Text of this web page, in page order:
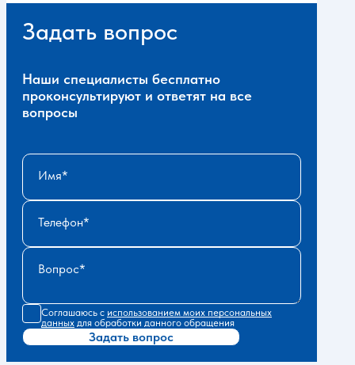
Задать вопрос
Наши специалисты бесплатно
проконсультируют и ответят на все
вопросы
Имя
Телефон
Вопрос
Соглашаюсь с использованием моих персональных
данных для обработки данного обращения
Задать вопрос